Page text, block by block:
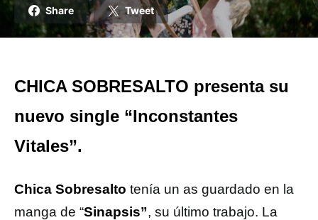
Share Tweet
CHICA SOBRESALTO presenta su
nuevo single “Inconstantes
Vitales”.
Chica Sobresalto tenía un as guardado en la
manga de “Sinapsis”, su último trabajo. La